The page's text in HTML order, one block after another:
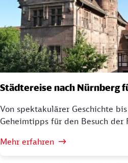
Städtereise nach Nürnberg
Von spektakulärer Geschichte
Geheimtipps für den Besuch der
Mehr erfahren